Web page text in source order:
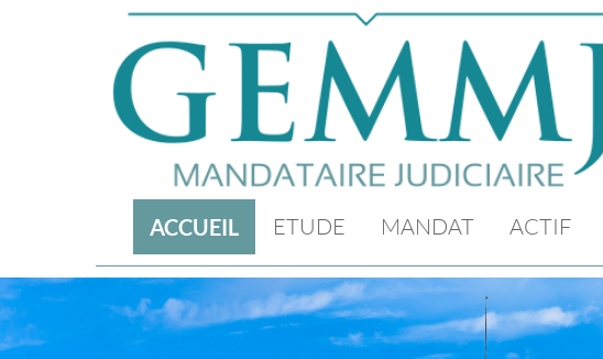
ACCUEIL ETUDE MANDAT ACTIF